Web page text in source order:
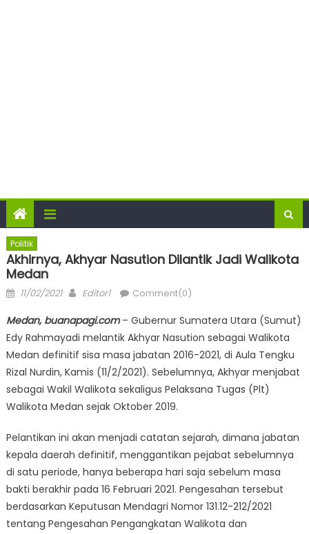
Politik
Akhirnya, Akhyar Nasution Dilantik Jadi Walikota
Medan
Posted
11/02/2021 Author
Editor1 Comment(0)
Medan, buanapagi.com– Gubernur Sumatera Utara (Sumut)
Edy Rahmayadi melantik Akhyar Nasution sebagai Walikota
Medan definitif sisa masa jabatan 2016-2021, di Aula Tengku
Rizal Nurdin, Kamis (11/2/2021). Sebelumnya, Akhyar menjabat
sebagai Wakil Walikota sekaligus Pelaksana Tugas (Plt)
Walikota Medan sejak Oktober 2019.
Pelantikan ini akan menjadi catatan sejarah, dimana jabatan
kepala daerah definitif, menggantikan pejabat sebelumnya
di satu periode, hanya beberapa hari saja sebelum masa
bakti berakhir pada 16 Februari 2021. Pengesahan tersebut
berdasarkan Keputusan Mendagri Nomor 131.12-212/2021
tentang Pengesahan Pengangkatan Walikota dan